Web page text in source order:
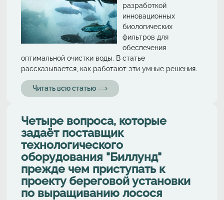
разработкой
инновационных
биологических
фильтров для
обеспечения
оптимальной очистки воды. В статье
рассказывается, как работают эти умные решения.
Читать всю статью ⟹
Четыре вопроса, которые
задаёт поставщик
технологического
оборудования "Биллунд"
прежде чем приступать к
проекту береговой установки
по выращиванию лосося